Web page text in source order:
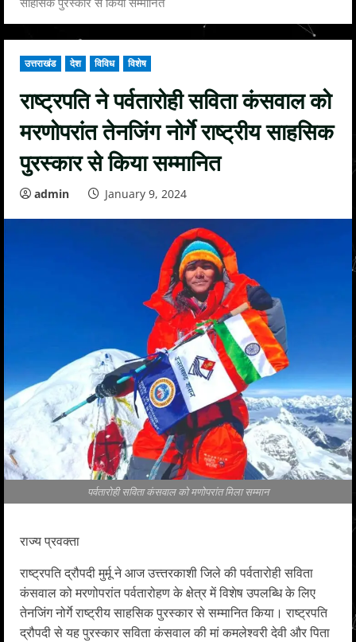
उत्तराखंड देश विविध विशेष
राष्ट्रपति ने पर्वतारोही सविता कंसवाल को
मरणोपरांत तेनजिंग नोर्गे राष्ट्रीय साहसिक
पुरस्कार से किया सम्मानित
admin January 9, 2024
पर्वतारोही सविता कंसवाल को मणोपरांत मिला सम्मान
राज्य प्रवक्ता
राष्ट्रपति द्रौपदी मुर्मू ने आज उत्त्तरकाशी जिले की पर्वतारोही सविता
कंसवाल को मरणोपरांत पर्वतारोहण के क्षेत्र में विशेष उपलब्धि के लिए
तेनजिंग नोर्गे राष्ट्रीय साहसिक पुरस्कार से सम्मानित किया। राष्ट्रपति
द्रौपदी से यह पुरस्कार सविता कंसवाल की मां कमलेश्वरी देवी और पिता